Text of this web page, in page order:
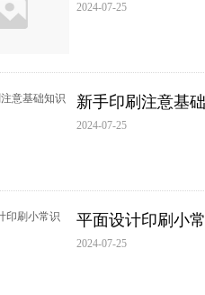
2024-07-25
新手印刷注意基
2024-07-25
平面设计印刷小
2024-07-25